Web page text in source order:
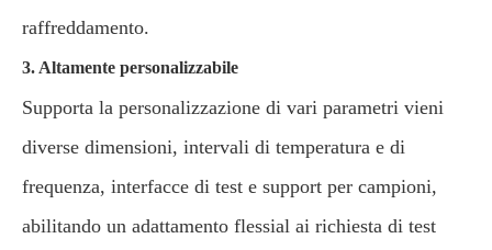
raffreddamento.
3. Altamente personalizzabile
Supporta la personalizzazione di vari parametri vieni
diverse dimensioni, intervali di temperatura e di
frequenza, interfacce di test e support per campioni,
abilitando un adattamento flessial ai richiesta di test